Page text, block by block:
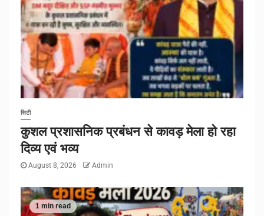
सिटी
कुशल प्रशासनिक प्रबंधन से कावड़ मेला हो रहा
दिव्य एवं भव्य
August 8, 2026 Admin
1 min read